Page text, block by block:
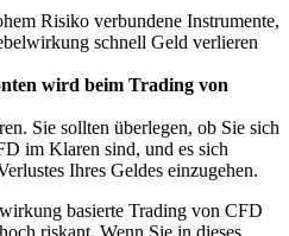
Risiko verbundene Instrumente,
schnell Geld verlieren
wird beim Trading von
Sie sollten überlegen, ob Sie sich
im Klaren sind, und es sich
Ihres Geldes einzugehen.
basierte Trading von CFD
riskant. Wenn Sie in dieses